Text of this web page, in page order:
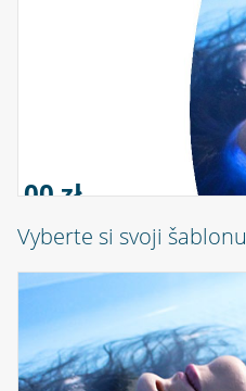
zł
Vyberte si svoji šablonu